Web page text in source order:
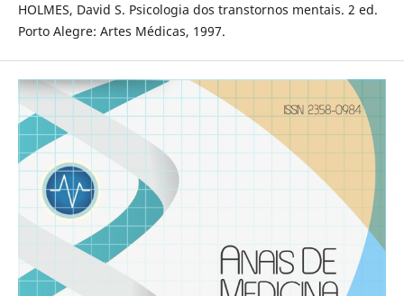
HOLMES, David S. Psicologia dos transtornos mentais. 2 ed.
Porto Alegre: Artes Médicas, 1997.